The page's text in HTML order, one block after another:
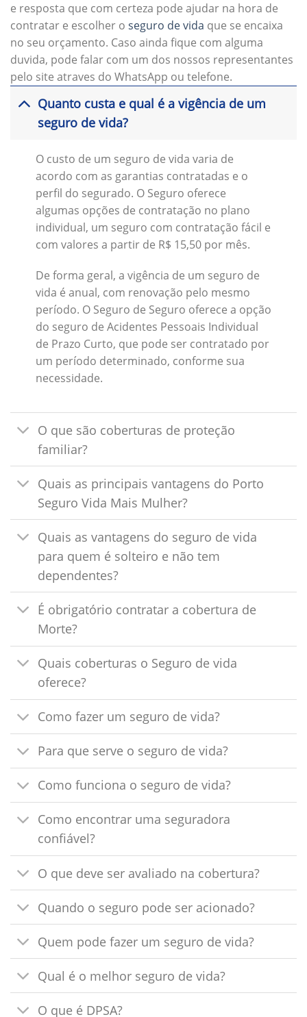
e resposta que com certeza pode ajudar na hora de
contratar e escolher o seguro de vida que se encaixa
no seu orçamento. Caso ainda fique com alguma
duvida, pode falar com um dos nossos representantes
pelo site atraves do WhatsApp ou telefone.
Quanto custa e qual é a vigência de um
seguro de vida?
O custo de um seguro de vida varia de
acordo com as garantias contratadas e o
perfil do segurado. O Seguro oferece
algumas opções de contratação no plano
individual, um seguro com contratação fácil e
com valores a partir de R$ 15,50 por mês.
De forma geral, a vigência de um seguro de
vida é anual, com renovação pelo mesmo
período. O Seguro de Seguro oferece a opção
do seguro de Acidentes Pessoais Individual
de Prazo Curto, que pode ser contratado por
um período determinado, conforme sua
necessidade.
O que são coberturas de proteção
familiar?
Quais as principais vantagens do Porto
Seguro Vida Mais Mulher?
Quais as vantagens do seguro de vida
para quem é solteiro e não tem
dependentes?
É obrigatório contratar a cobertura de
Morte?
Quais coberturas o Seguro de vida
oferece?
Como fazer um seguro de vida?
Para que serve o seguro de vida?
Como funciona o seguro de vida?
Como encontrar uma seguradora
confiável?
O que deve ser avaliado na cobertura?
Quando o seguro pode ser acionado?
Quem pode fazer um seguro de vida?
Qual é o melhor seguro de vida?
O que é DPSA?